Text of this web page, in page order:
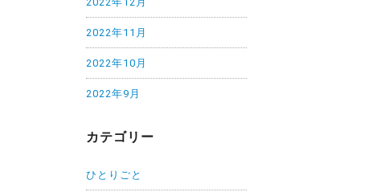
2022年11月
2022年10月
2022年9月
カテゴリー
ひとりごと